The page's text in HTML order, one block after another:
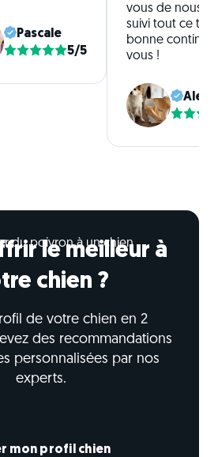
Pascale
5/5
vous de nous
suivi tout ce
bonne
vous !
Alex
le meilleur à
chien ?
de votre chien en 2
des recommandations
personnalisées par nos
experts.
mon profil chien